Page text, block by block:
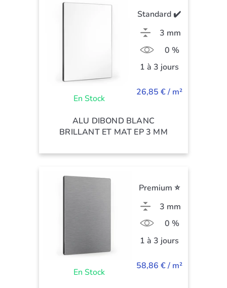
En Stock
Standard ✔️
3 mm
0 %
1 à 3 jours
26,85 € / m²
ALU DIBOND BLANC
BRILLANT ET MAT EP 3 MM
En Stock
Premium ⭐
3 mm
0 %
1 à 3 jours
58,86 € / m²